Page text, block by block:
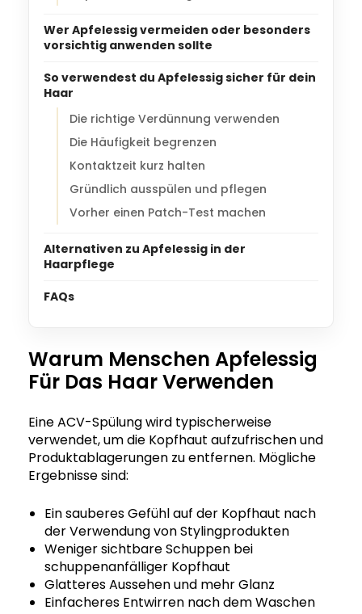
Wer Apfelessig vermeiden oder besonders
vorsichtig anwenden sollte
So verwendest du Apfelessig sicher für dein
Haar
Die richtige Verdünnung verwenden
Die Häufigkeit begrenzen
Kontaktzeit kurz halten
Gründlich ausspülen und pflegen
Vorher einen Patch-Test machen
Alternativen zu Apfelessig in der
Haarpflege
FAQs
Warum Menschen Apfelessig
Für Das Haar Verwenden
Eine ACV-Spülung wird typischerweise
verwendet, um die Kopfhaut aufzufrischen und
Produktablagerungen zu entfernen. Mögliche
Ergebnisse sind:
Ein sauberes Gefühl auf der Kopfhaut nach
der Verwendung von Stylingprodukten
Weniger sichtbare Schuppen bei
schuppenanfälliger Kopfhaut
Glatteres Aussehen und mehr Glanz
Einfacheres Entwirren nach dem Waschen